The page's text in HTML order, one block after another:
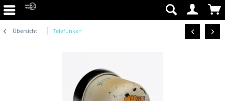
Übersicht Telefunken